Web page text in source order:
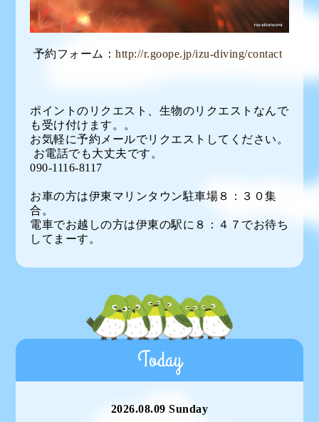
予約フォーム：http://r.goope.jp/izu-diving/contact
ポイントのリクエスト、生物のリクエストなんで
も受け付けます。。
お気軽に予約メールでリクエストしてください。
お電話でも大丈夫です。
090-1116-8117
お車の方は伊東マリンタウン駐車場８：３０集
合。
電車でお越しの方は伊東の駅に８：４７でお待ち
してまーす。
Today
2026.08.09 Sunday